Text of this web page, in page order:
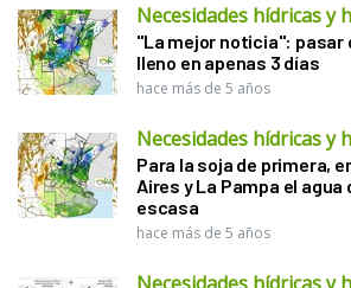
Necesidades hídricas y
"La mejor noticia": pasar
lleno en apenas 3 días
hace más de 5 años
Necesidades hídricas y
Para la soja de primera,
Aires y La Pampa el
escasa
hace más de 5 años